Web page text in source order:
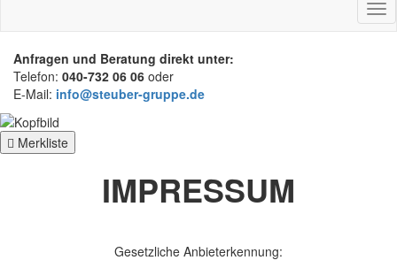
Anfragen und Beratung direkt unter:
Telefon: 040-732 06 06 oder
E-Mail: info@steuber-gruppe.de
Merkliste
IMPRESSUM
Gesetzliche Anbieterkennung: